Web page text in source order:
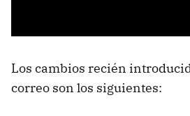
Los cambios recién
correo son los siguientes: